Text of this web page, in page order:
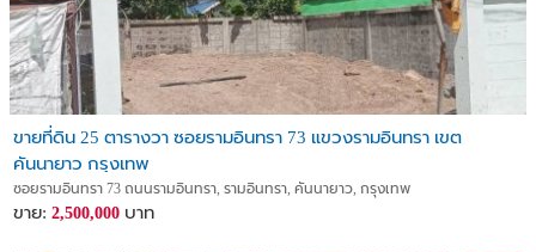
ขายที่ดิน 25 ตารางวา ซอยรามอินทรา 73 แขวงรามอินทรา เขต
คันนายาว กรุงเทพ
ซอยรามอินทรา 73 ถนนรามอินทรา, รามอินทรา, คันนายาว, กรุงเทพ
ขาย: 2,500,000 บาท